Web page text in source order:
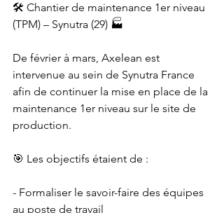
🛠️ Chantier de maintenance 1er niveau
(TPM) – Synutra (29) 🏭
De février à mars, Axelean est
intervenue au sein de Synutra France
afin de continuer la mise en place de la
maintenance 1er niveau sur le site de
production.
🎯 Les objectifs étaient de :
- Formaliser le savoir-faire des équipes
au poste de travail